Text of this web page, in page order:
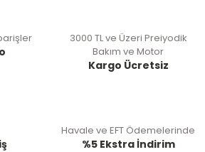
3000 TL ve Üzeri Preiyodik
Bakım ve Motor
Kargo Ücretsiz
Havale ve EFT Ödemelerinde
%5 Ekstra İndirim